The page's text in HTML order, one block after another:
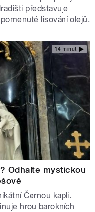
představuje
lisování olejů.
14 minut
Odhalte mystickou
Černou kapli.
hrou barokních